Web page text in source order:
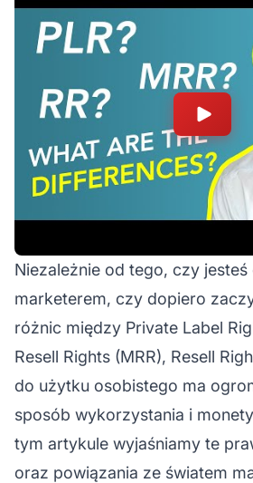
Niezależnie od tego, czy
marketerem, czy dopiero
różnic między Private Label
Resell Rights (MRR), Resell
do użytku osobistego ma
sposób wykorzystania i
tym artykule wyjaśniamy te
oraz powiązania ze światem